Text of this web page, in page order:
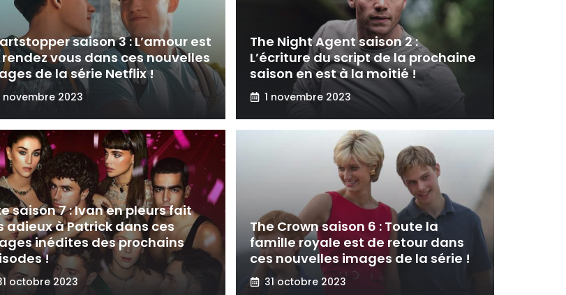
saison 3 : L’amour est
vous dans ces nouvelles
de la série Netflix !
novembre 2023
The Night Agent saison 2 :
L’écriture du script de la prochaine
saison en est à la moitié !
1 novembre 2023
saison 7 : Ivan en pleurs fait
adieux à Patrick dans ces
inédites des prochains
!
octobre 2023
The Crown saison 6 : Toute la
famille royale est de retour dans
ces nouvelles images de la série !
31 octobre 2023